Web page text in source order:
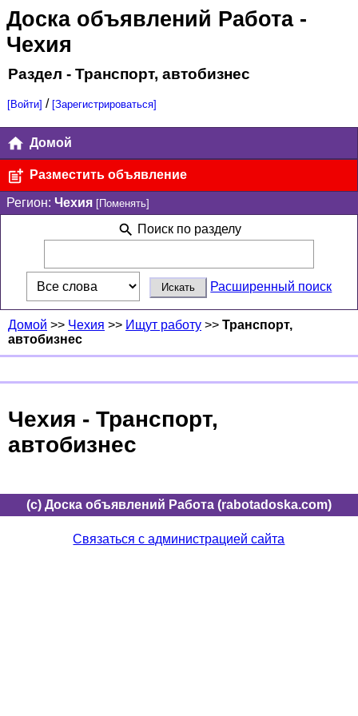
Доска объявлений Работа-
Чехия
Раздел - Транспорт, автобизнес
[Войти] / [Зарегистрироваться]
Домой
Разместить объявление
Регион: Чехия [Поменять]
Поиск по разделу
Расширенный поиск
Домой >> Чехия >> Ищут работу >> Транспорт,
автобизнес
Чехия - Транспорт,
автобизнес
(c) Доска объявлений Работа (rabotadoska.com)
Связаться с администрацией сайта